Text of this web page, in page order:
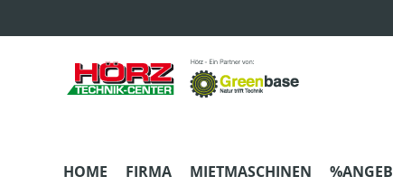
HOME FIRMA MIETMASCHINEN